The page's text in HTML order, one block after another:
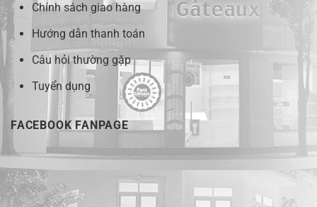
Chính sách giao hàng
Hướng dẫn thanh toán
Câu hỏi thường gặp
Tuyển dụng
FACEBOOK FANPAGE